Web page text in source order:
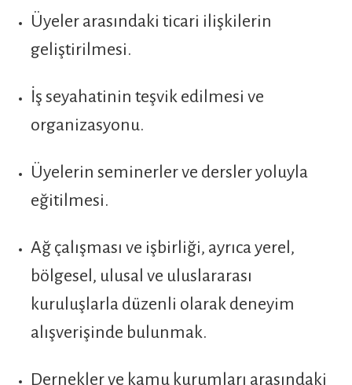
Üyeler arasındaki ticari ilişkilerin
geliştirilmesi.
İş seyahatinin teşvik edilmesi ve
organizasyonu.
Üyelerin seminerler ve dersler yoluyla
eğitilmesi.
Ağ çalışması ve işbirliği, ayrıca yerel,
bölgesel, ulusal ve uluslararası
kuruluşlarla düzenli olarak deneyim
alışverişinde bulunmak.
Dernekler ve kamu kurumları arasındaki